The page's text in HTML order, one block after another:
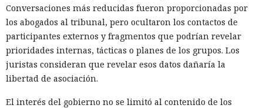
Conversaciones más reducidas fueron proporcionadas por
los abogados al tribunal, pero ocultaron los contactos de
participantes externos y fragmentos que podrían revelar
prioridades internas, tácticas o planes de los grupos. Los
juristas consideran que revelar esos datos dañaría la
libertad de asociación.
El interés del gobierno no se limitó al contenido de los